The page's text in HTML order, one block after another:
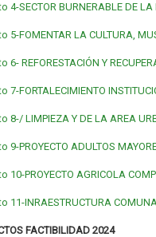
4-SECTOR BURNERABLE DE LA
5-FOMENTAR LA CULTURA,
6- REFORESTACIÓN Y
7-FORTALECIMIENTO
8-/ LIMPIEZA Y DE LA AREA
9-PROYECTO ADULTOS
10-PROYECTO AGRICOLA
11-INRAESTRUCTURA
FACTIBILIDAD 2024